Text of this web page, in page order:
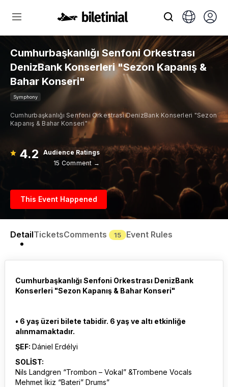
Cumhurbaşkanlığı Senfoni Orkestrası
DenizBank Konserleri "Sezon Kapanış &
Bahar Konseri"
Symphony
Cumhurbaşkanlığı Senfoni Orkestrası DenizBank Konserleri "Sezon
Kapanış & Bahar Konseri"
4.2 Audience Ratings
15 Comment →
This Event Happened
DetailTicketsComments 15 Event Rules
Cumhurbaşkanlığı Senfoni Orkestrası DenizBank
Konserleri "Sezon Kapanış & Bahar Konseri"
• 6 yaş üzeri bilete tabidir. 6 yaş ve altı etkinliğe
alınmamaktadır.
ŞEF: Dániel Erdélyi
SOLİST:
Nils Landgren “Trombon – Vokal” &Trombene Vocals
Mehmet İkiz “Bateri” Drums”